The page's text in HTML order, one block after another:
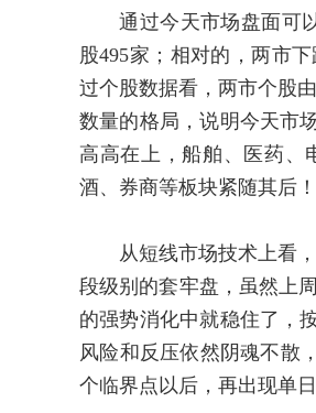
通过今天市场盘面可以
股495家；相对的，两市
过个股数据看，两市个股
数量的格局，说明今天市
高高在上，船舶、医药、
酒、券商等板块紧随其后！
从短线市场技术上看，
段级别的套牢盘，虽然上
的强势消化中就稳住了，
风险和反压依然阴魂不散
个临界点以后，再出现单